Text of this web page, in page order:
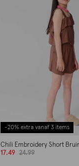
-20% extra vanaf 3 items
Chili Embroidery Short
17.49
24.99